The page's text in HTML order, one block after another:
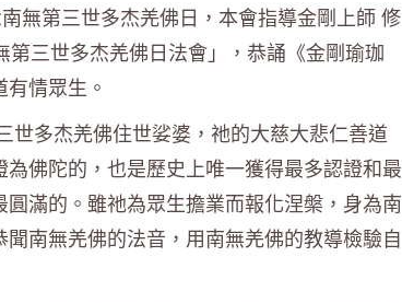
無第三世多杰羌佛日，本會指導金剛上師 修
三世多杰羌佛日法會」，恭誦《金剛瑜珈
情眾生。
世多杰羌佛住世娑婆，祂的大慈大悲仁善道
佛陀的，也是歷史上唯一獲得最多認證和最
滿的。雖祂為眾生擔業而報化涅槃，身為南
南無羌佛的法音，用南無羌佛的教導檢驗自